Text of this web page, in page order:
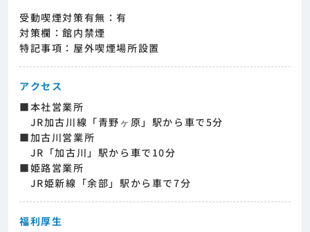
受動喫煙対策有無：有
対策欄：館内禁煙
特記事項：屋外喫煙場所設置
アクセス
■本社営業所
JR加古川線「青野ヶ原」駅から車で5分
■加古川営業所
JR「加古川」駅から車で10分
■姫路営業所
JR姫新線「余部」駅から車で7分
福利厚生